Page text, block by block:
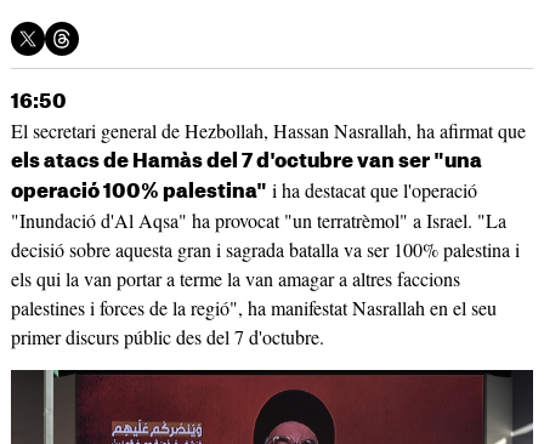
16:50
El secretari general de Hezbollah, Hassan Nasrallah, ha afirmat que
els atacs de Hamàs del 7 d'octubre van ser "una
operació 100% palestina" i ha destacat que l'operació
"Inundació d'Al Aqsa" ha provocat "un terratrèmol" a Israel. "La
decisió sobre aquesta gran i sagrada batalla va ser 100% palestina i
els qui la van portar a terme la van amagar a altres faccions
palestines i forces de la regió", ha manifestat Nasrallah en el seu
primer discurs públic des del 7 d'octubre.